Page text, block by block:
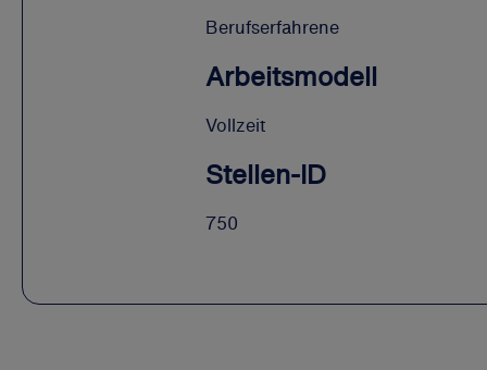
Berufserfahrene
Arbeitsmodell
Vollzeit
Stellen-ID
750